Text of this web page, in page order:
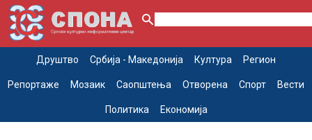
Друштво Србија - Македонија Култура Регион
Репортаже Мозаик Саопштења Отворена Спорт Вести
Политика Економија